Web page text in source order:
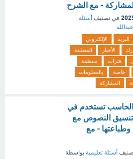
- مع الشرح
في تصنيف أسئلة
البريد
الإلكتروني
الأخبار
المتعلقة
فترات
منتظمة
خاصة
بالمعلومات
المشاركة
تستخدم في
النصوص مع
وطباعتها - مع
أسئلة تعليمية بواسطة